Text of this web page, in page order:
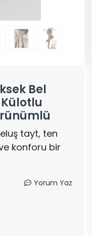
Bel
Külotlu
tayt, ten
konforu bir
Yorum Yaz